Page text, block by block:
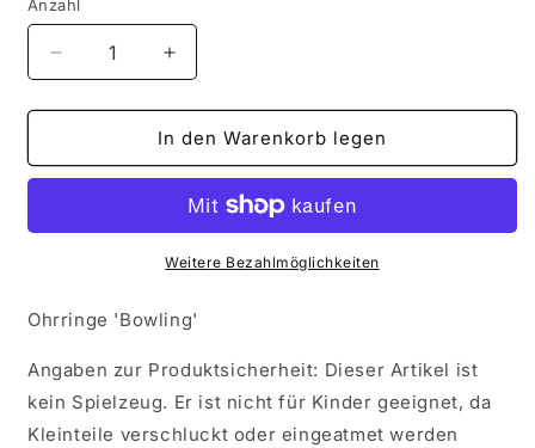
Anzahl
Verringere
die
Menge
Ohrringe
&#39;Bowling&#39;
Erhöhe
die
Menge
für
Ohrringe
&#39;Bowling&#39;
In den Warenkorb legen
Weitere Bezahlmöglichkeiten
Ohrringe 'Bowling'
Angaben zur Produktsicherheit: Dieser Artikel ist
kein Spielzeug. Er ist nicht für Kinder geeignet, da
Kleinteile verschluckt oder eingeatmet werden